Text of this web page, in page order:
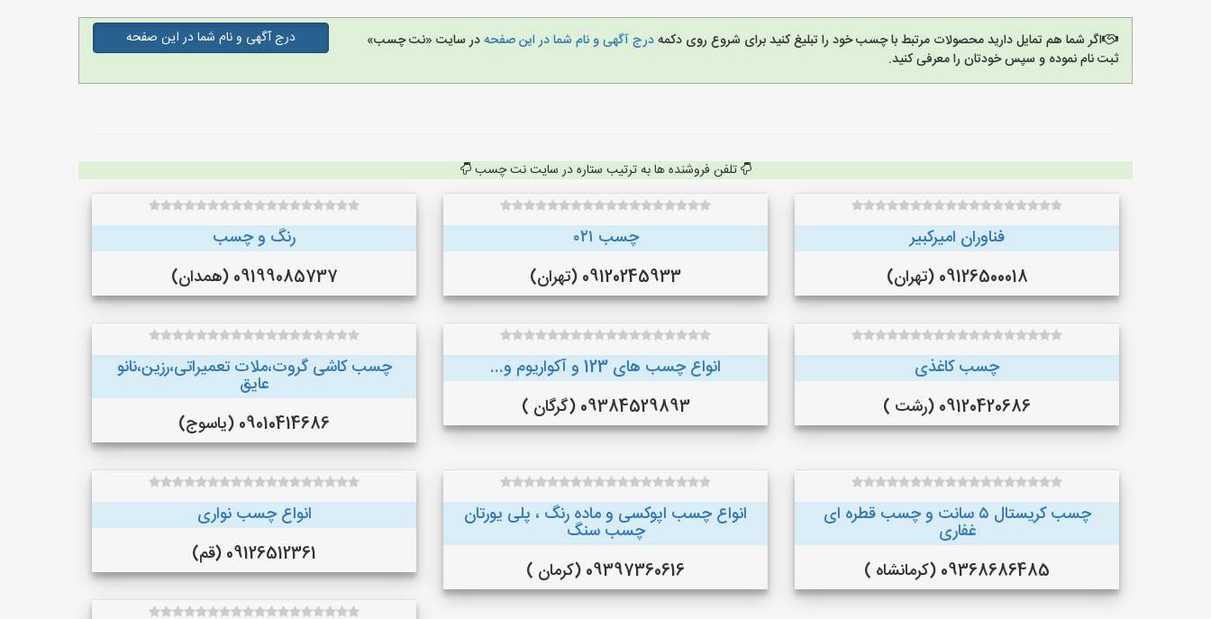
اگر شما هم تمایل دارید محصولات مرتبط با چسب خود را تبلیغ کنید برای شروع روی دکمهدرج آگهی و نام شما در این صفحهدر سایت «نت چسب»
ثبت نام نموده و سپس خودتان را معرفی کنید.
درج آگهی و نام شما در این صفحه
تلفن فروشنده ها به ترتیب ستاره در سایت نت چسب
فناوران امیرکبیر
09126500018 (تهران)
چسب ۰۲۱
09120245933 (تهران)
رنگ و چسب
09199085737 (همدان)
چسب کاغذی
09120420686 (رشت )
انواع چسب های 123 و آکواریوم و...
09384529893 (گرگان )
چسب کاشی گروت،ملات تعمیراتی،رزین،نانو
عایق
09010414686 (یاسوج)
چسب کریستال ۵ سانت و چسب قطره ای
غفاری
09368686485 (کرمانشاه )
انواع چسب اپوکسی و ماده رنگ ، پلی یورتان
چسب سنگ
09397360616 (کرمان )
انواع چسب نواری
09126512361 (قم)